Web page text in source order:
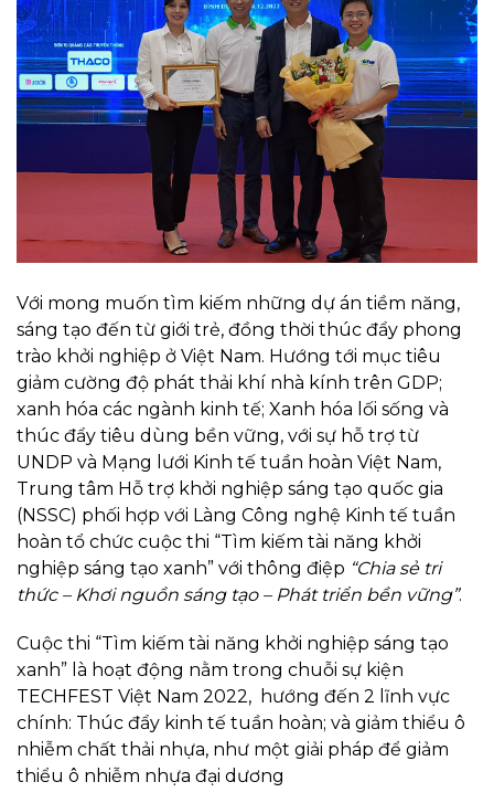
Với mong muốn tìm kiếm những dự án tiềm năng,
sáng tạo đến từ giới trẻ, đồng thời thúc đẩy phong
trào khởi nghiệp ở Việt Nam. Hướng tới mục tiêu
giảm cường độ phát thải khí nhà kính trên GDP;
xanh hóa các ngành kinh tế; Xanh hóa lối sống và
thúc đẩy tiêu dùng bền vững, với sự hỗ trợ từ
UNDP và Mạng lưới Kinh tế tuần hoàn Việt Nam,
Trung tâm Hỗ trợ khởi nghiệp sáng tạo quốc gia
(NSSC) phối hợp với Làng Công nghệ Kinh tế tuần
hoàn tổ chức cuộc thi “Tìm kiếm tài năng khởi
nghiệp sáng tạo xanh” với thông điệp “Chia sẻ tri
thức – Khơi nguồn sáng tạo – Phát triển bền vững”.
Cuộc thi “Tìm kiếm tài năng khởi nghiệp sáng tạo
xanh” là hoạt động nằm trong chuỗi sự kiện
TECHFEST Việt Nam 2022, hướng đến 2 lĩnh vực
chính: Thúc đẩy kinh tế tuần hoàn; và giảm thiểu ô
nhiễm chất thải nhựa, như một giải pháp để giảm
thiểu ô nhiễm nhựa đại dương